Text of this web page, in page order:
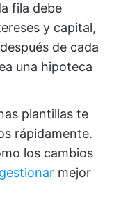
fila debe
y capital,
de cada
una hipoteca
plantillas te
rápidamente.
los cambios
mejor